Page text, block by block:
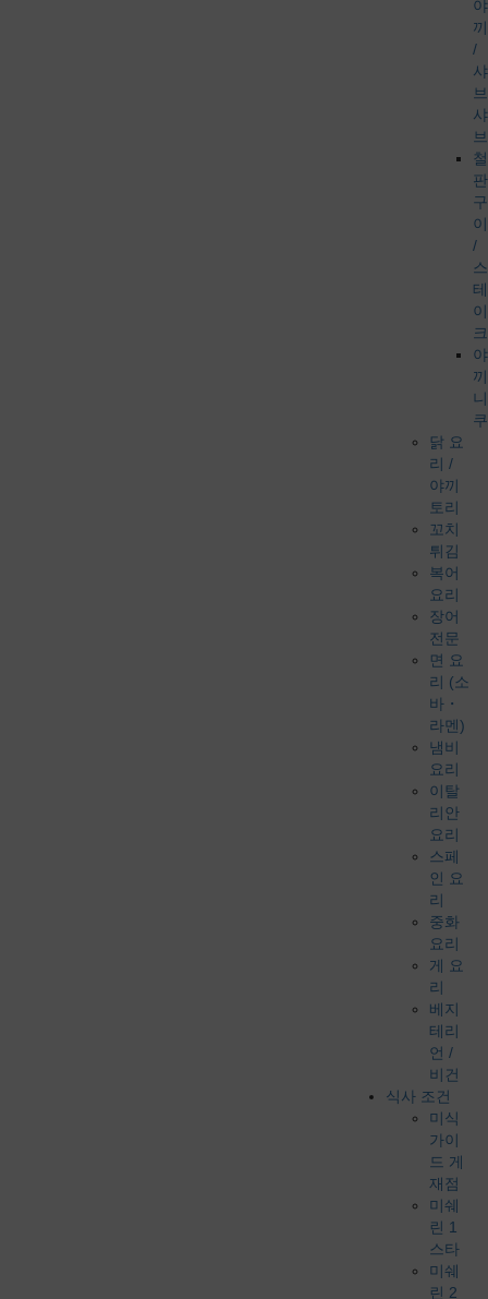
야
끼
/
샤
브
샤
브
철
판
구
이
/
스
테
이
크
야
끼
니
쿠
닭 요
리 /
야끼
토리
꼬치
튀김
복어
요리
장어
전문
면 요
리 (소
바・
라멘)
냄비
요리
이탈
리안
요리
스페
인 요
리
중화
요리
게 요
리
베지
테리
언 /
비건
식사 조건
미식
가이
드 게
재점
미쉐
린 1
스타
미쉐
린 2